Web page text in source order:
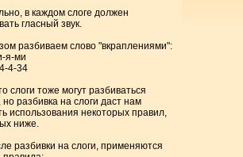
в каждом слоге должен
гласный звук.
разбиваем слово "вкраплениями":
я-ми
4-34
слоги тоже могут разбиваться
разбивка на слоги даст нам
использования некоторых правил,
ниже.
разбивки на слоги, применяются